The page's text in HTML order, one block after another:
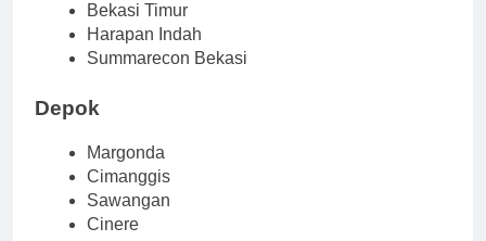
Bekasi Timur
Harapan Indah
Summarecon Bekasi
Depok
Margonda
Cimanggis
Sawangan
Cinere